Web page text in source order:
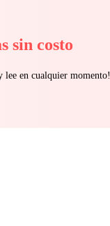
sin costo
lee en cualquier momento!